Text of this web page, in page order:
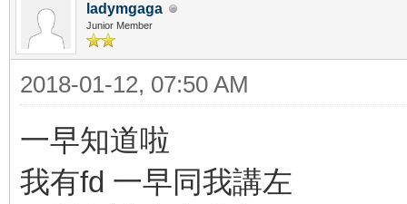
ladymgaga
Junior Member
2018-01-12, 07:50 AM
一早知道啦
我有fd 一早同我講左